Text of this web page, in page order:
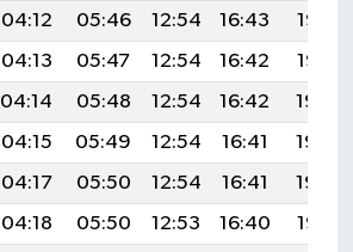
04:12 05:46 12:54 16:43
19:53
04:13 05:47 12:54 16:42
19:52
04:14 05:48 12:54 16:42
19:50
04:15 05:49 12:54 16:41
19:49
04:17 05:50 12:54 16:41
19:48
04:18 05:50 12:53 16:40
19:47